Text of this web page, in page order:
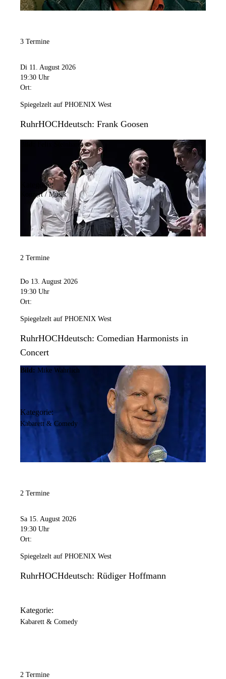
3 Termine
Di 11. August 2026
19:30 Uhr
Ort:
Spiegelzelt auf PHOENIX West
RuhrHOCHdeutsch: Frank Goosen
Felix Steinhardt
Kategorie:
Konzert / Musik
2 Termine
Do 13. August 2026
19:30 Uhr
Ort:
Spiegelzelt auf PHOENIX West
RuhrHOCHdeutsch: Comedian Harmonists in
Concert
Bild: Mike Wahrlich
Kategorie:
Kabarett & Comedy
2 Termine
Sa 15. August 2026
19:30 Uhr
Ort:
Spiegelzelt auf PHOENIX West
RuhrHOCHdeutsch: Rüdiger Hoffmann
Kategorie:
Kabarett & Comedy
2 Termine